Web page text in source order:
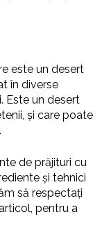
este un desert
în diverse
Este un desert
și care poate
de prăjituri cu
și tehnici
să respectați
pentru a